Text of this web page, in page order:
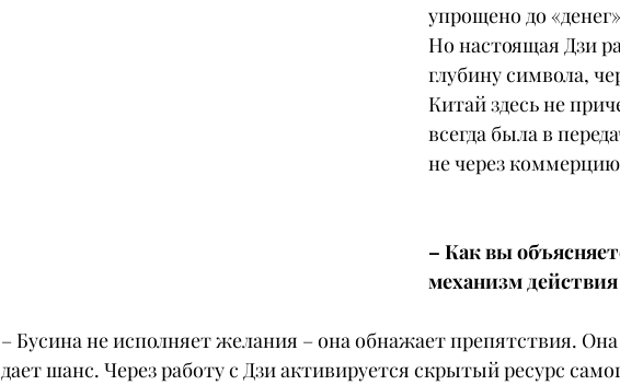
упрощено до
Но настоящая Дзи
глубину символа,
Китай здесь не
всегда была в
не через
– Как вы
механизм
– Бусина не исполняет желания – она обнажает препятствия. Она
дает шанс. Через работу с Дзи активируется скрытый ресурс